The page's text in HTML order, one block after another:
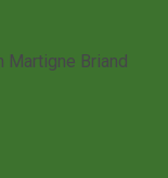
Martigne Briand